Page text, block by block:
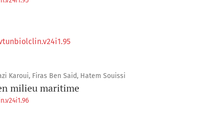
Karoui, Firas Ben Said, Hatem Souissi
milieu maritime